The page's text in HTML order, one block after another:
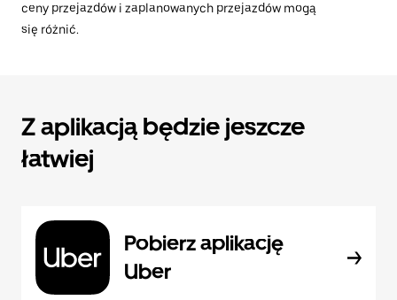
ceny przejazdów i zaplanowanych przejazdów mogą
się różnić.
Z aplikacją będzie jeszcze
łatwiej
Pobierz aplikację
Uber